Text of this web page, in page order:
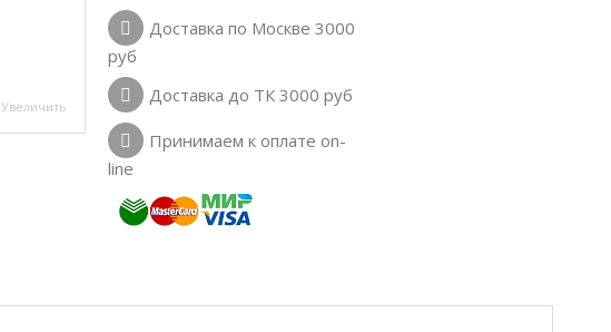
Увеличить
Доставка по Москве 3000
руб
Доставка до ТК 3000 руб
Принимаем к оплате on-
line